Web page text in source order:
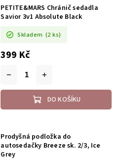
PETITE&MARS Chránič sedadla
Savior 3v1 Absolute Black
Skladem (2 ks)
399 Kč
DO KOŠÍKU
Prodyšná podložka do
autosedačky Breeze sk. 2/3, Ice
Grey